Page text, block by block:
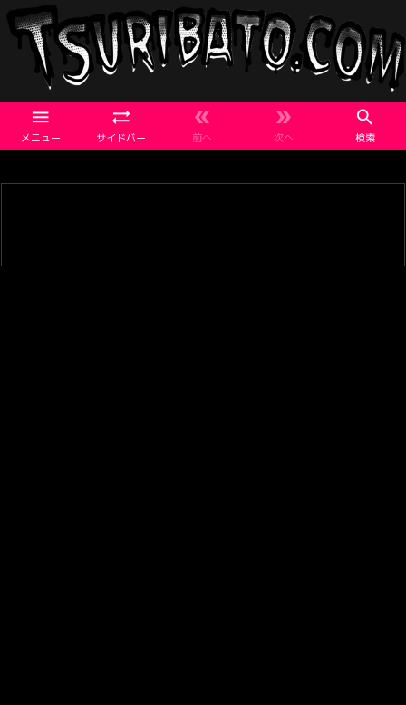

メニュー

サイドバー

前へ

次へ

検索